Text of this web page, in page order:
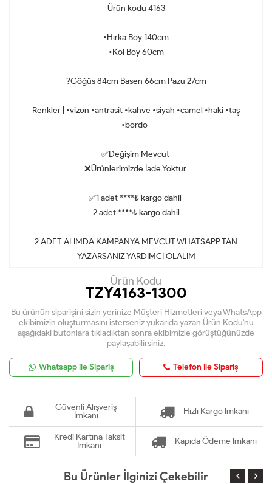
Ürün kodu 4163
•Hırka Boy 140cm
•Kol Boy 60cm
?Göğüs 84cm Basen 66cm Pazu 27cm
Renkler | •vizon •antrasit •kahve •siyah •camel •haki •taş
•bordo
✅Değişim Mevcut
❌Ürünlerimizde İade Yoktur
✅1 adet ****₺ kargo dahil
2 adet ****₺ kargo dahil
2 ADET ALIMDA KAMPANYA MEVCUT WHATSAPP TAN
YAZARSANIZ YARDIMCI OLALIM
Ürün Kodu
TZY4163-1300
Bu ürünün siparişini sizin yerinize Müşteri Hizmetleri veya WhatsApp
ekibimizin oluşturmasını isterseniz yukarıda yazan Ürün Kodu'nu
aşağıdaki butonlara tıkladıktan sonra ekibimizle görüştüğünüzde
paylaşabilirsiniz.
Whatsapp ile Sipariş Telefon ile Sipariş
Güvenli Alışveriş
İmkanı
Hızlı Kargo İmkanı
Kredi Kartına Taksit
İmkanı
Kapıda Ödeme İmkanı
Bu Ürünler İlginizi Çekebilir